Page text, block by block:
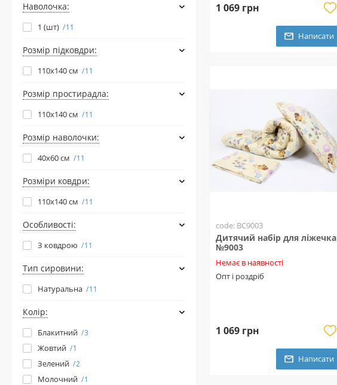
1 069 грн
Написати
code: BC9003
Дитячий набір для ліжечка
№9003
Немає в наявності
Опт і роздріб
1 069 грн
Написати
Наволочка:
1 (шт) 11
Розмір підковдри:
110х140 см 11
Розмір простирадла:
110х140 см 11
Розмір наволочки:
40х60 см 11
Розміри ковдри:
110х140 см 11
Особливості:
З ковдрою 11
Тип сировини:
Натуральна 11
Колір:
Блакитний 3
Жовтий 1
Зелений 2
Молочний 1